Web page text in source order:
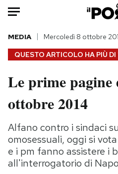
HOME
Italia
Politica
Tecnologia
Internet
Scienza
Cultura
QUESTO ARTICOLO HA PIÙ DI
MEDIA Mercoledì 8 ottobre
Le prime pagine
ottobre 2014
Alfano contro i sindaci
omosessuali, oggi si
e i pm fanno assistere i
all'interrogatorio di